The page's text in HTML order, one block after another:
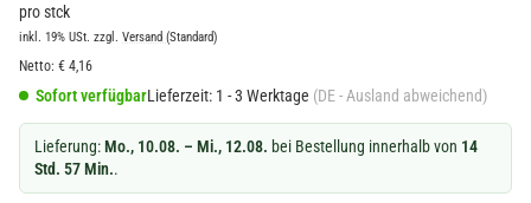
pro stck
inkl. 19% USt. zzgl. Versand (Standard)
Netto: € 4,16
Sofort verfügbarLieferzeit: 1 - 3 Werktage (DE - Ausland abweichend)
Lieferung:Mo., 10.08. – Mi., 12.08. bei Bestellung innerhalb von 14
Std. 57 Min..